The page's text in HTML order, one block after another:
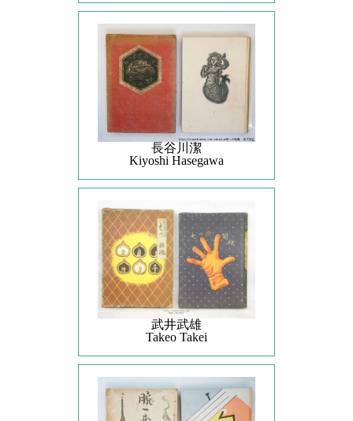
長谷川潔
Kiyoshi Hasegawa
武井武雄
Takeo Takei